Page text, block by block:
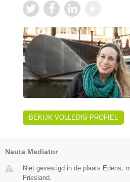
BEKIJK VOLLEDIG PROFIEL
Nauta Mediator
Niet gevestigd in de plaats Edens,
Friesland.